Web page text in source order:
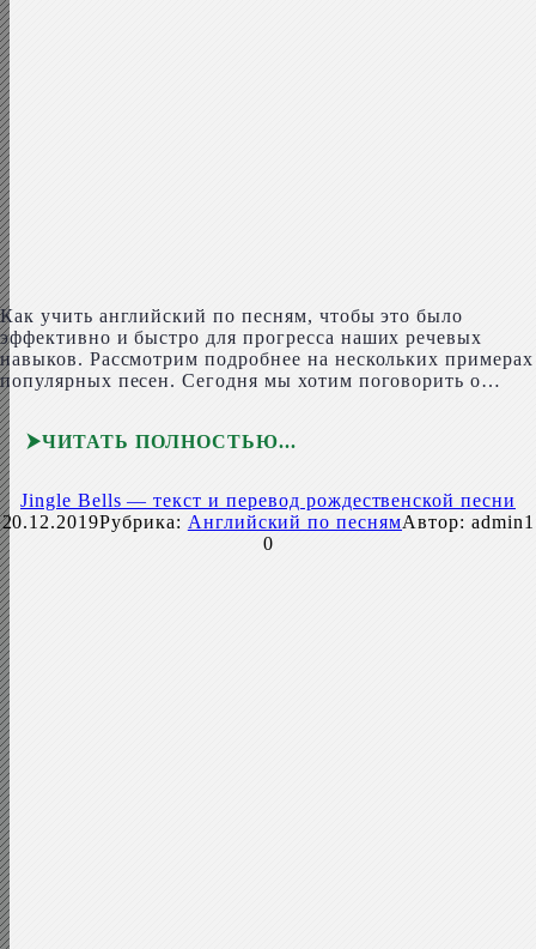
Как учить английский по песням, чтобы это было
эффективно и быстро для прогресса наших речевых
навыков. Рассмотрим подробнее на нескольких примерах
популярных песен. Сегодня мы хотим поговорить о…
ЧИТАТЬ ПОЛНОСТЬЮ
Jingle Bells — текст и перевод рождественской песни
20.12.2019Рубрика: Английский по песнямАвтор: admin1
0